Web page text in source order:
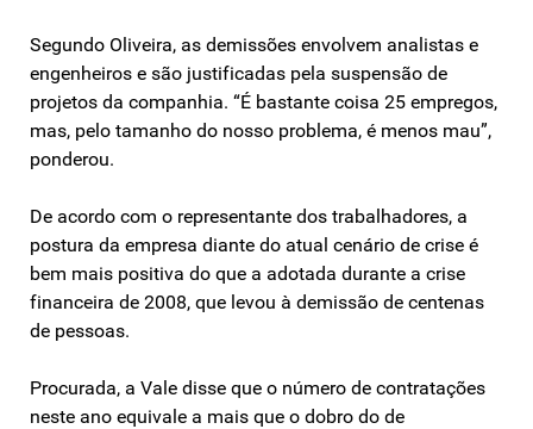
Segundo Oliveira, as demissões envolvem analistas e
engenheiros e são justificadas pela suspensão de
projetos da companhia. “É bastante coisa 25 empregos,
mas, pelo tamanho do nosso problema, é menos mau”,
ponderou.
De acordo com o representante dos trabalhadores, a
postura da empresa diante do atual cenário de crise é
bem mais positiva do que a adotada durante a crise
financeira de 2008, que levou à demissão de centenas
de pessoas.
Procurada, a Vale disse que o número de contratações
neste ano equivale a mais que o dobro do de